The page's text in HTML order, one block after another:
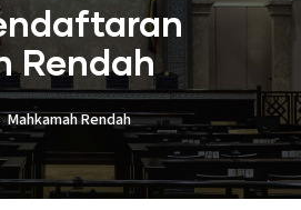
Rendah
Mahkamah Rendah